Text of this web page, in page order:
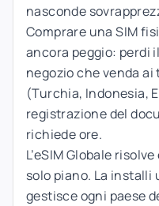
nasconde
Comprare una SIM
ancora peggio: perdi
negozio che venda
(Turchia, Indonesia,
registrazione del
richiede ore.
L’eSIM Globale
solo piano. La installi
gestisce ogni paese